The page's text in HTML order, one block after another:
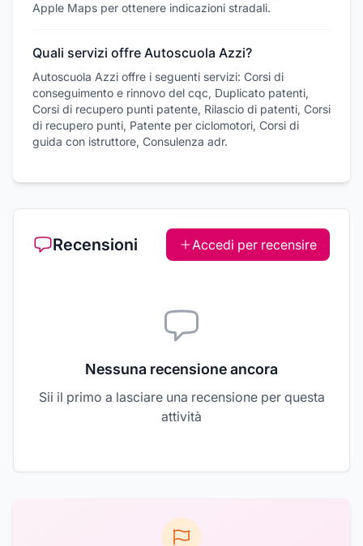
Apple Maps per ottenere indicazioni stradali.
Quali servizi offre Autoscuola Azzi?
Autoscuola Azzi offre i seguenti servizi: Corsi di
conseguimento e rinnovo del cqc, Duplicato patenti,
Corsi di recupero punti patente, Rilascio di patenti, Corsi
di recupero punti, Patente per ciclomotori, Corsi di
guida con istruttore, Consulenza adr.
Recensioni Accedi per recensire
Nessuna recensione ancora
Sii il primo a lasciare una recensione per questa
attività